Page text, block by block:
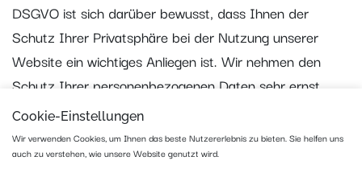
DSGVO ist sich darüber bewusst, dass Ihnen der
Schutz Ihrer Privatsphäre bei der Nutzung unserer
Website ein wichtiges Anliegen ist. Wir nehmen den
Schutz Ihrer personenbezogenen Daten sehr ernst.
Deshalb möchten wir, dass Sie wissen, wann wir welche
personenbezogenen Daten in welchem Rahmen bzw.
unter welchen Voraussetzungen verarbeiten. Wir
Cookie-Einstellungen
Wir verwenden Cookies, um Ihnen das beste Nutzererlebnis zu bieten. Sie helfen uns
auch zu verstehen, wie unsere Website genutzt wird.